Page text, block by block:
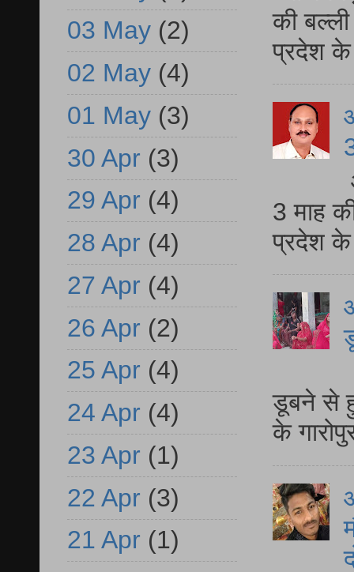
की
प्रदेश
3 माह
प्रदेश
डूबने से
के
03 May (2)
02 May (4)
01 May (3)
30 Apr (3)
29 Apr (4)
28 Apr (4)
27 Apr (4)
26 Apr (2)
25 Apr (4)
24 Apr (4)
23 Apr (1)
22 Apr (3)
21 Apr (1)